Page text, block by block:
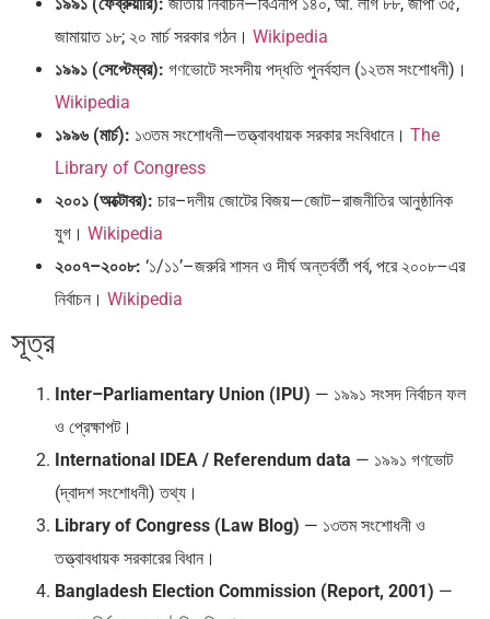
জামায়াত ১৮; ২০ মার্চ সরকার গঠন। Wikipedia
১৯৯১ (সেপ্টেম্বর): গণভোটে সংসদীয় পদ্ধতি পুনর্বহাল (১২তম সংশোধনী)।
Wikipedia
১৯৯৬ (মার্চ): ১৩তম সংশোধনী—তত্ত্বাবধায়ক সরকার সংবিধানে। The
Library of Congress
২০০১ (অক্টোবর): চার–দলীয় জোটের বিজয়—জোট–রাজনীতির আনুষ্ঠানিক
যুগ। Wikipedia
২০০৭–২০০৮: ‘১/১১’–জরুরি শাসন ও দীর্ঘ অন্তর্বর্তী পর্ব, পরে ২০০৮–এর
নির্বাচন। Wikipedia
সূত্র
Inter–Parliamentary Union (IPU) — ১৯৯১ সংসদ নির্বাচন ফল
ও প্রেক্ষাপট।
International IDEA / Referendum data — ১৯৯১ গণভোট
(দ্বাদশ সংশোধনী) তথ্য।
Library of Congress (Law Blog) — ১৩তম সংশোধনী ও
তত্ত্বাবধায়ক সরকারের বিধান।
Bangladesh Election Commission (Report, 2001) —